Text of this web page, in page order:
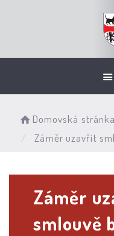
Domovská stránka
Záměr uzavřít
Záměr
smlouvě